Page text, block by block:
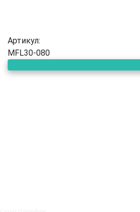
Артикул:
MFL30-080